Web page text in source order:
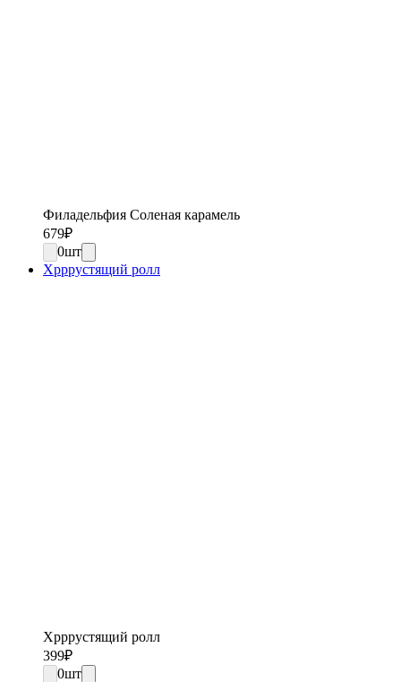
Филадельфия Соленая карамель
679₽
0шт
Хрррустящий ролл
Хрррустящий ролл
399₽
0шт